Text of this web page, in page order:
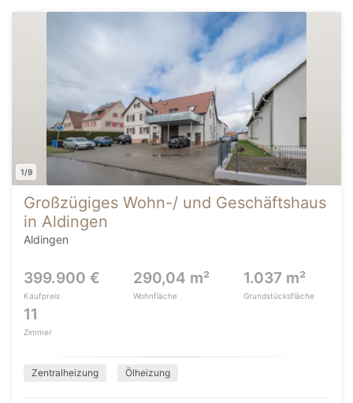
1/9
Großzügiges Wohn-/ und Geschäftshaus
in Aldingen
Aldingen
399.900 €
Kaufpreis
290,04 m²
Wohnfläche
1.037 m²
Grundstücksfläche
11
Zimmer
Zentralheizung Ölheizung